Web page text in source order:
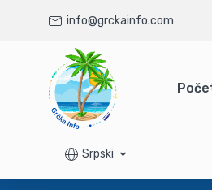
info@grckainfo.com
Srpski